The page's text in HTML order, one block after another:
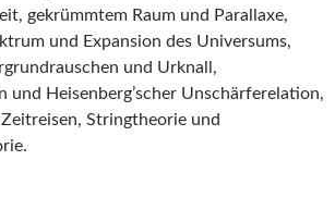
gekrümmtem Raum und Parallaxe,
und Expansion des Universums,
und Urknall,
und Heisenberg’scher Unschärferelation,
Stringtheorie und
der Zeit von Stephen Hawking